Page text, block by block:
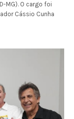
MG). O cargo foi
Cássio Cunha